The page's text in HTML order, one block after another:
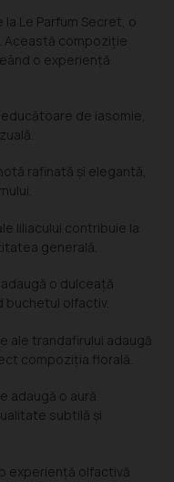
Le Parfum Secret, o
Această compoziție
o experiență
de iasomie,
rafinată și elegantă,
liliacului contribuie la
generală.
o dulceață
buchetul olfactiv.
ale trandafirului adaugă
compoziția florală.
adaugă o aură
subtilă și
experiență olfactivă